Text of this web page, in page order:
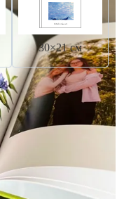
30×21 см